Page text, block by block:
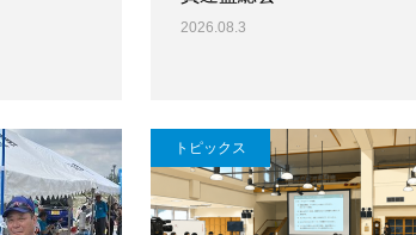
2026.08.3
トピックス